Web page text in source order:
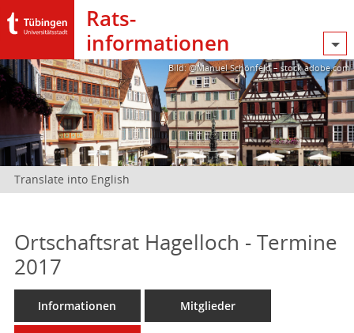
Rats­
informationen
Bild: @Manuel Schönfeld – stock.adobe.com
Translate into English
Ortschaftsrat Hagelloch - Termine
2017
Informationen Mitglieder